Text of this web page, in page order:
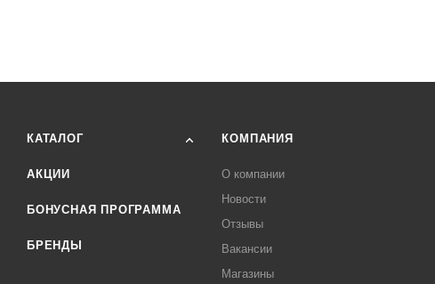
КАТАЛОГ
АКЦИИ
БОНУСНАЯ ПРОГРАММА
БРЕНДЫ
КОМПАНИЯ
О компании
Новости
Отзывы
Вакансии
Магазины